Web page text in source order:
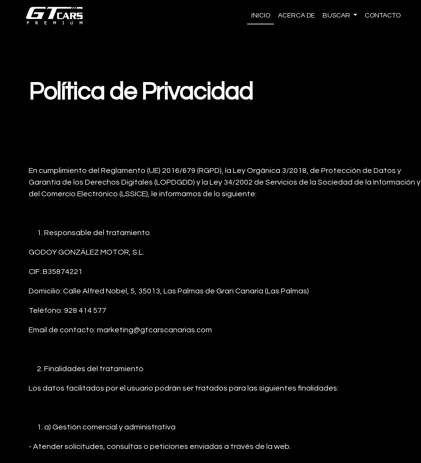
INICIO ACERCA DE BUSCAR CONTACTO
Política de Privacidad
En cumplimiento del Reglamento (UE) 2016/679 (RGPD), la Ley Orgánica 3/2018, de Protección de Datos y
Garantía de los Derechos Digitales (LOPDGDD) y la Ley 34/2002 de Servicios de la Sociedad de la Información y
del Comercio Electrónico (LSSICE), le informamos de lo siguiente:
Responsable del tratamiento
GODOY GONZÁLEZ MOTOR, S.L.
CIF: B35874221
Domicilio: Calle Alfred Nobel, 5, 35013, Las Palmas de Gran Canaria (Las Palmas)
Teléfono: 928 414 577
Email de contacto: marketing@gtcarscanarias.com
Finalidades del tratamiento
Los datos facilitados por el usuario podrán ser tratados para las siguientes finalidades:
a) Gestión comercial y administrativa
- Atender solicitudes, consultas o peticiones enviadas a través de la web.